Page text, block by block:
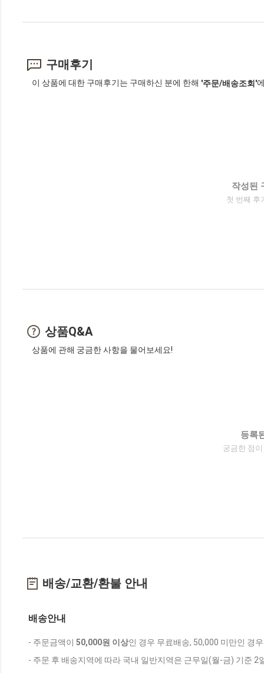
구매후기
이 상품에 대한 구매후기는 구매하신 분에 한해 '주문/배송조회'
작성된
첫 번째 후
상품Q&A
상품에 관해 궁금한 사항을 물어보세요!
등록
궁금한 점
배송/교환/환불 안내
배송안내
- 주문금액이 50,000원 이상인 경우 무료배송, 50,000 미만인 경
- 주문 후 배송지역에 따라 국내 일반지역은 근무일(월-금) 기준